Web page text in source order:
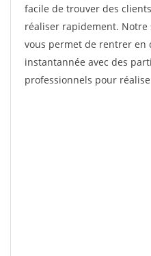
facile de trouver des
réaliser rapidement. Notre
vous permet de rentrer en
instantannée avec des
professionnels pour